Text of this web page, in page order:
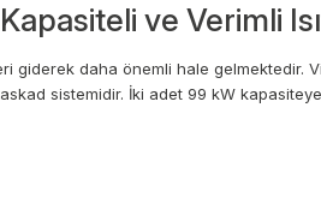
ve Verimli
giderek daha önemli hale gelmektedir.
sistemidir. İki adet 99 kW